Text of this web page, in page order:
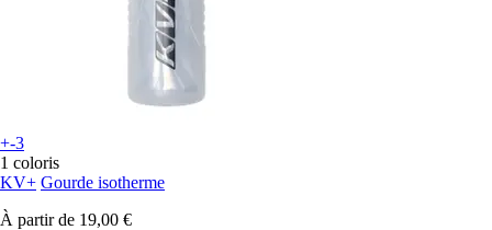
+-3
1 coloris
KV+ Gourde isotherme
À partir de 19,00 €